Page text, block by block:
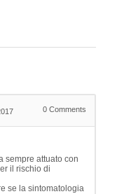
0 Comments
sempre attuato con
il rischio di
se la sintomatologia